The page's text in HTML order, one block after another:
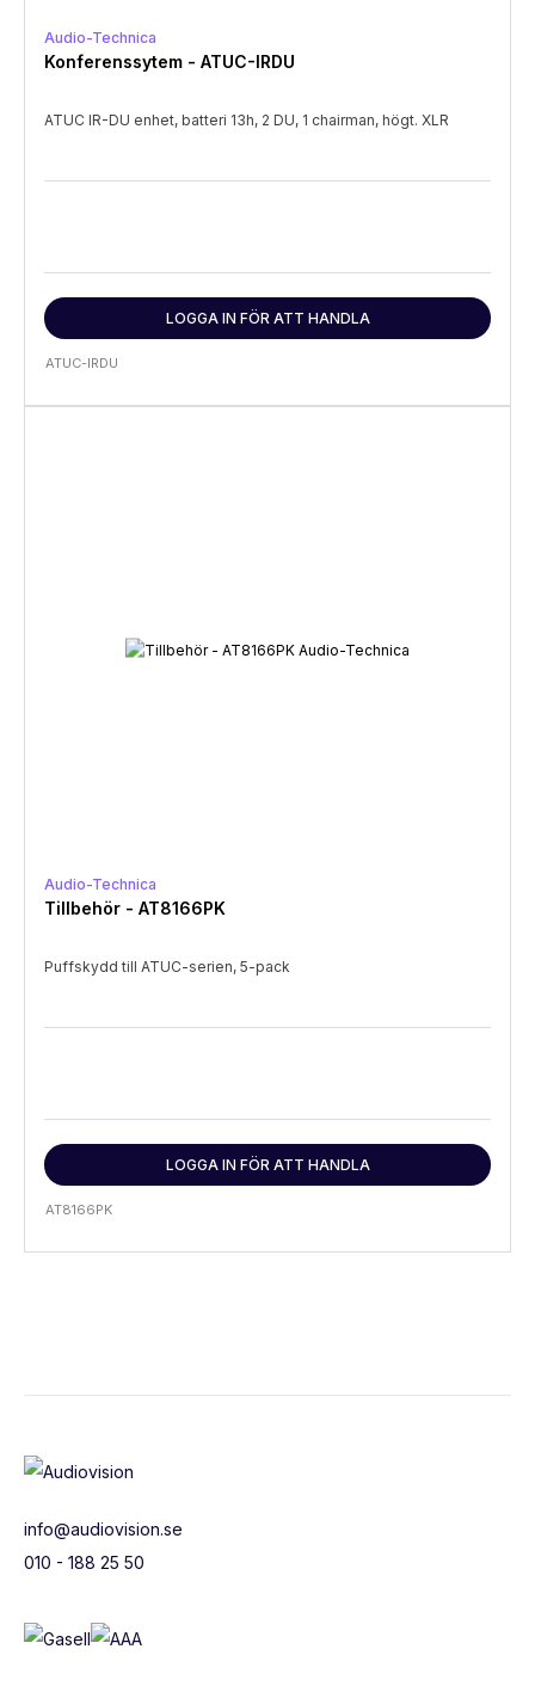
Audio-Technica
Konferenssytem - ATUC-IRDU
ATUC IR-DU enhet, batteri 13h, 2 DU, 1 chairman, högt. XLR
LOGGA IN FÖR ATT HANDLA
ATUC-IRDU
Audio-Technica
Tillbehör - AT8166PK
Puffskydd till ATUC-serien, 5-pack
LOGGA IN FÖR ATT HANDLA
AT8166PK
info@audiovision.se
010 - 188 25 50